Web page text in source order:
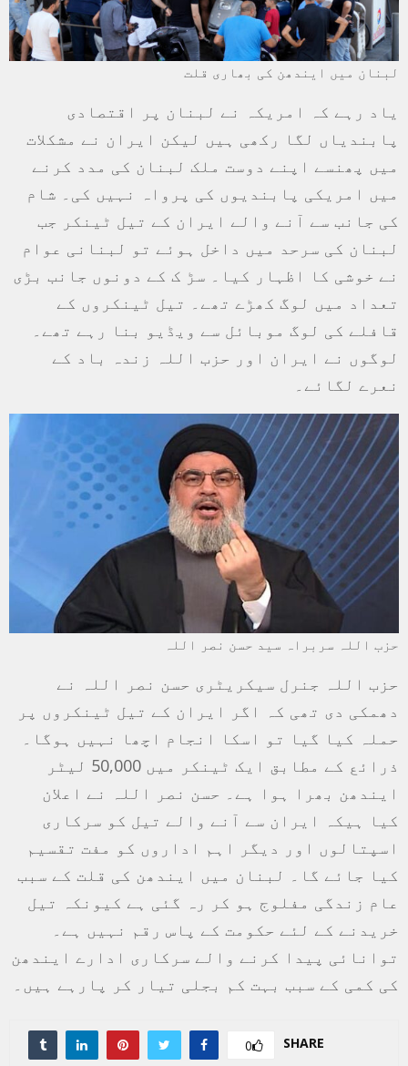
لبنان میں ایندھن کی بھاری قلت
یاد رہے کہ امریکہ نے لبنان پر اقتصادی
پابندیاں لگا رکھی ہیں لیکن ایران نے مشکلات
میں پھنسے اپنے دوست ملک لبنان کی مدد کرنے
میں امریکی پابندیوں کی پرواہ نہیں کی۔ شام
کی جانب سے آنے والے ایران کے تیل ٹینکر جب
لبنان کی سرحد میں داخل ہوئے تو لبنانی عوام
نے خوشی کا اظہار کیا۔ سڑ ک کے دونوں جانب بڑی
تعداد میں لوگ کھڑے تھے۔ تیل ٹینکروں کے
قافلے کی لوگ موبائل سے ویڈیو بنا رہے تھے۔
لوگوں نے ایران اور حزب اللہ زندہ باد کے
نعرے لگائے۔
حزب اللہ سربراہ سید حسن نصر اللہ
حزب اللہ جنرل سیکریٹری حسن نصر اللہ نے
دھمکی دی تھی کہ اگر ایران کے تیل ٹینکروں پر
حملہ کیا گیا تو اسکا انجام اچھا نہیں ہوگا۔
ذرائع کے مطابق ایک ٹینکر میں 50,000 لیٹر
ایندھن بھرا ہوا ہے۔ حسن نصر اللہ نے اعلان
کیا ہیکہ ایران سے آنے والے تیل کو سرکاری
اسپتالوں اور دیگر اہم اداروں کو مفت تقسیم
کیا جائے گا۔ لبنان میں ایندھن کی قلت کے سبب
عام زندگی مفلوج ہو کر رہ گئی ہے کیونکہ تیل
خریدنے کے لئے حکومت کے پاس رقم نہیں ہے۔
توانائی پیدا کرنے والے سرکاری ادارے ایندھن
کی کمی کے سبب بہت کم بجلی تیار کر پارہے ہیں۔
SHARE
0